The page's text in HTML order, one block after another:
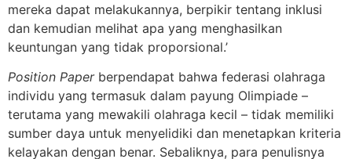
mereka dapat melakukannya, berpikir tentang inklusi
dan kemudian melihat apa yang menghasilkan
keuntungan yang tidak proporsional.’
Position Paper berpendapat bahwa federasi olahraga
individu yang termasuk dalam payung Olimpiade –
terutama yang mewakili olahraga kecil – tidak memiliki
sumber daya untuk menyelidiki dan menetapkan kriteria
kelayakan dengan benar. Sebaliknya, para penulisnya